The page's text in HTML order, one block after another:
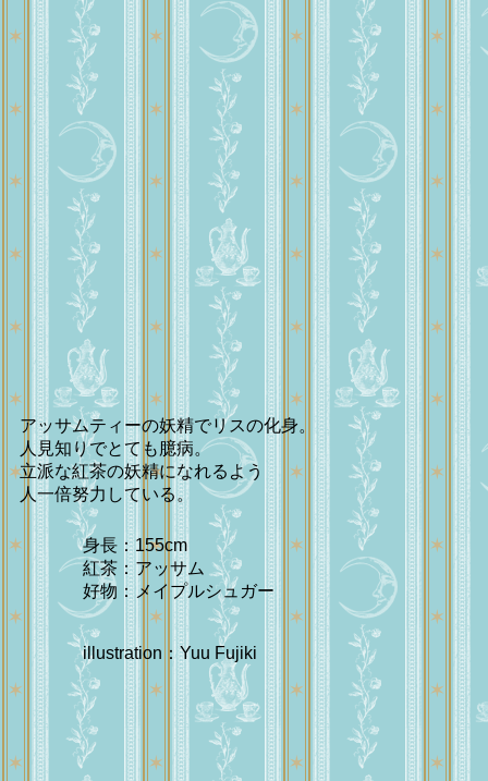
アッサムティーの妖精でリスの化身。
人見知りでとても臆病。
立派な紅茶の妖精になれるよう
人一倍努力している。
身長：155cm
紅茶：アッサム
好物：メイプルシュガー
illustration：Yuu Fujiki